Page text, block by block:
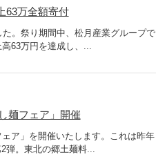
63万全額寄付
。祭り期間中、松月産業グループで
63万円を達成し、...
麺フェア」開催
ア」を開催いたします。これは昨年
。東北の郷土麺料...